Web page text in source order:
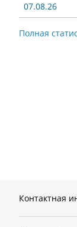
07.08.26
Полная
Контактная